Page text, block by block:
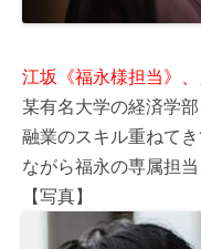
江坂《福永様担当》
某有名大学の経済学
融業のスキル重ねて
ながら福永の専属担
【写真】